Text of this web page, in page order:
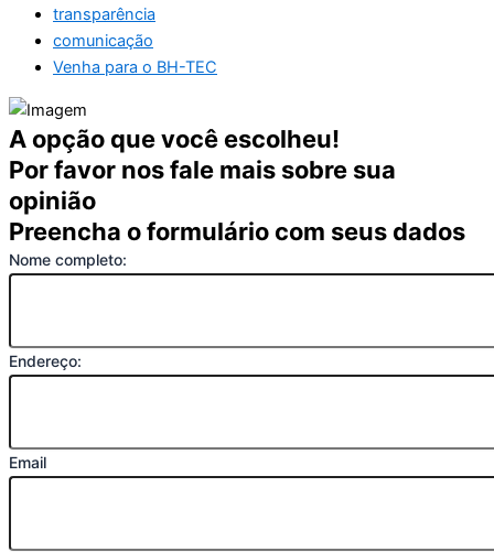
transparência
comunicação
Venha para o BH-TEC
A opção que você escolheu!
Por favor nos fale mais sobre sua
opinião
Preencha o formulário com seus dados
Nome completo:
Endereço:
Email